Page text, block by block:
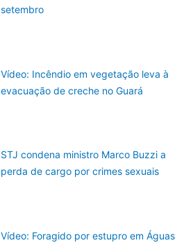
setembro
Vídeo: Incêndio em vegetação leva à
evacuação de creche no Guará
STJ condena ministro Marco Buzzi a
perda de cargo por crimes sexuais
Vídeo: Foragido por estupro em Águas